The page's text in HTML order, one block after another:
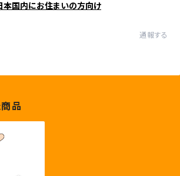
本国内にお住まいの方向け
通報する
品